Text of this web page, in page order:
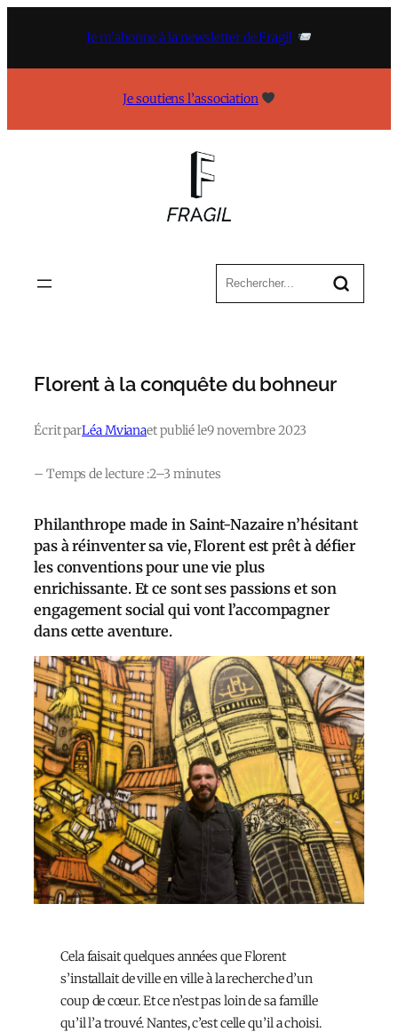
Je m’abonne à la newsletter de Fragil
Je soutiens l’association
Florent à la conquête du bohneur
Écrit parLéa Mvianaet publié le9 novembre 2023
– Temps de lecture :2–3 minutes
Philanthrope made in Saint-Nazaire n’hésitant
pas à réinventer sa vie, Florent est prêt à défier
les conventions pour une vie plus
enrichissante. Et ce sont ses passions et son
engagement social qui vont l’accompagner
dans cette aventure.
Cela faisait quelques années que Florent
s’installait de ville en ville à la recherche d’un
coup de cœur. Et ce n’est pas loin de sa famille
qu’il l’a trouvé. Nantes, c’est celle qu’il a choisi.